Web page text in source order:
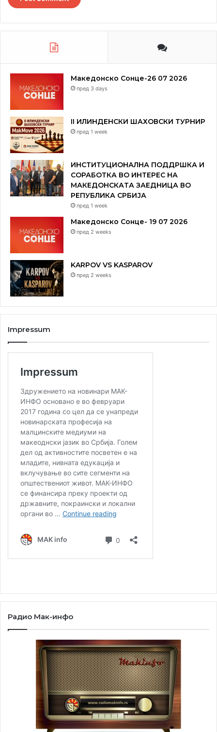
Организиравме литургија на македонски јазик во
црквата Св. Пророк Илија во Јабука и ќе одржиме
свечена седница на Националниот совет, изјави
Митровиќ.
Според законските прописи кои ги регулираат
празниците за малцинствата, 2 Август се признава како
национален празник за македонското национално
малцинство во Србија со можност за негово
одбележување, што Македонците како право го
Македонско Сонце-26 07 2026
пред 3 days
II ИЛИНДЕНСКИ ШАХОВСКИ ТУРНИР
пред 1 week
ИНСТИТУЦИОНАЛНА ПОДДРШКА И
СОРАБОТКА ВО ИНТЕРЕС НА
МАКЕДОНСКАТА ЗАЕДНИЦА ВО
РЕПУБЛИКА СРБИЈА
пред 1 week
Македонско Сонце- 19 07 2026
пред 2 weeks
KARPOV VS KASPAROV
пред 2 weeks
Impressum
Радио Мак-инфо